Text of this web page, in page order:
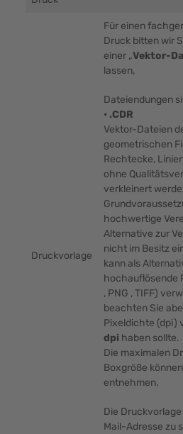
Druckvorlage
Für einen
Druck bitten wir
einer „Vektor-
lassen,
Dateiendungen
• .CDR
Vektor-Dateien
geometrischen
Rechtecke,
ohne
verkleinert
hochwertige
Alternative zur
nicht im Besitz
kann als
hochauflösende
, PNG , TIFF)
beachten Sie
Pixeldichte (dpi)
dpi haben sollte.
Die maximalen
Boxgröße
entnehmen.
Die
Mail-Adresse zu